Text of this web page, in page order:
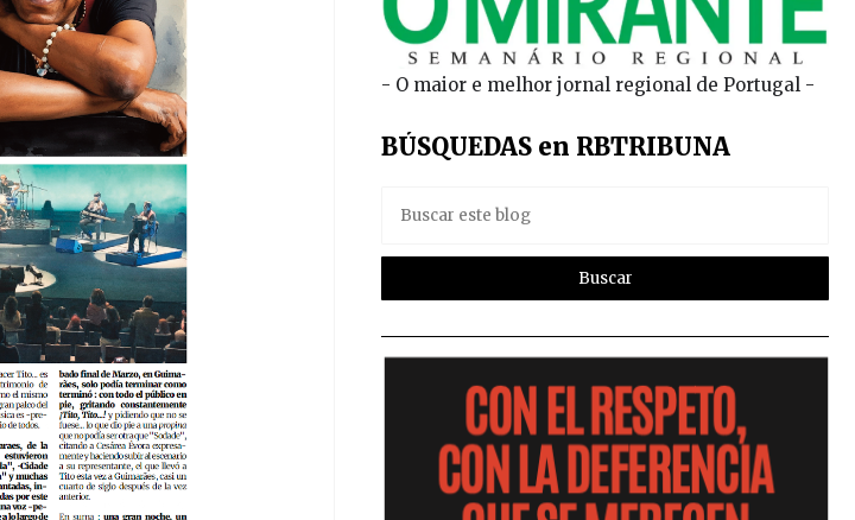
- O maior e melhor jornal regional de Portugal -
BÚSQUEDAS en RBTRIBUNA